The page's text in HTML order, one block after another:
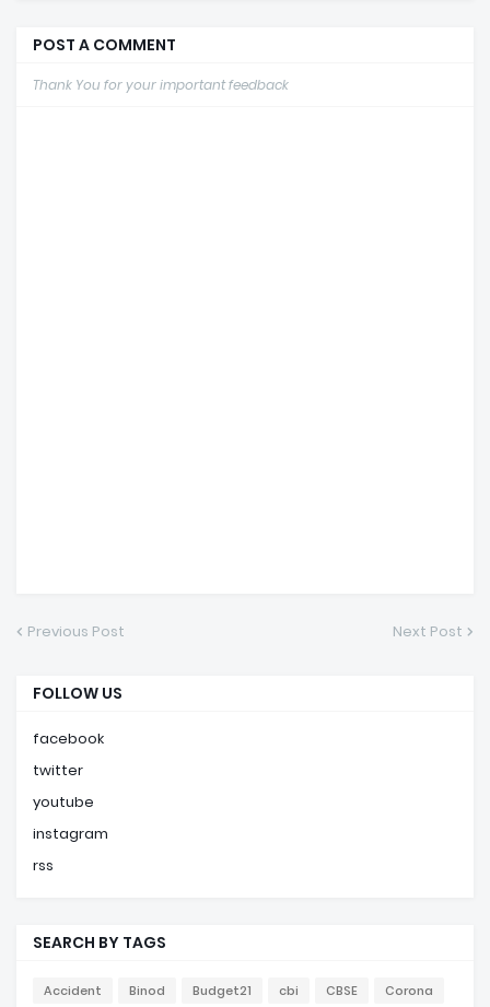
POST A COMMENT
Thank You for your important feedback
Previous Post Next Post
FOLLOW US
facebook
twitter
youtube
instagram
rss
SEARCH BY TAGS
Accident Binod Budget21 cbi CBSE Corona